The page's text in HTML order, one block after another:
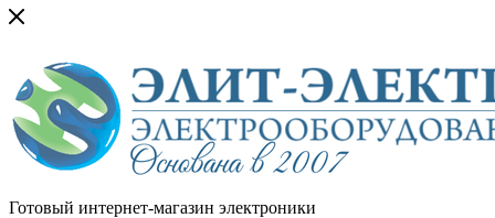
Готовый интернет-магазин электроники